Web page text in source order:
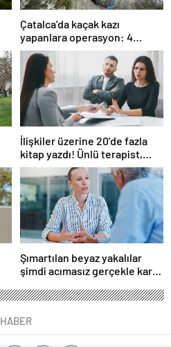
Çatalca’da kaçak kazı
yapanlara operasyon: 4
gözaltı
İlişkiler üzerine 20’de fazla
kitap yazdı! Ünlü terapist,
boşanmaların gerçek
suçlularını açıklıyor
Şımartılan beyaz yakalılar
şimdi acımasız gerçekle karşı
HABER